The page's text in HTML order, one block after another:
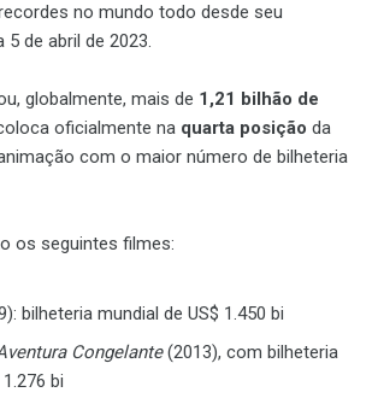
no mundo todo desde seu
de abril de 2023.
globalmente, mais de 1,21 bilhão de
oficialmente na quarta posição da
com o maior número de bilheteria
os seguintes filmes:
bilheteria mundial de US$ 1.450 bi
Congelante(2013), com bilheteria
bi